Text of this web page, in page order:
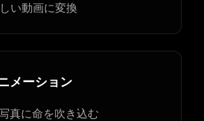
い動画に変換
メーション
真に命を吹き込む